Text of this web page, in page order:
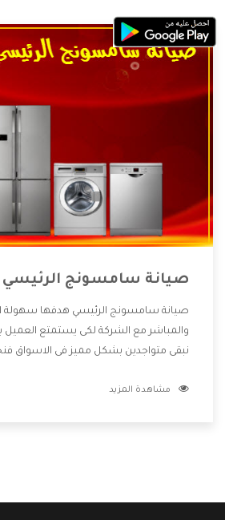
صيانة سامسونج الرئيسي
صيانة سامسونج الرئيسي هدفها سهولة
والمباشر مع الشركة لكى يستمتع العميل
نبقى متواجدين بشكل مميز فى الاسواق
الشركة بها والتى تكون منها خدمة الصيانة
مشاهدة المزيد